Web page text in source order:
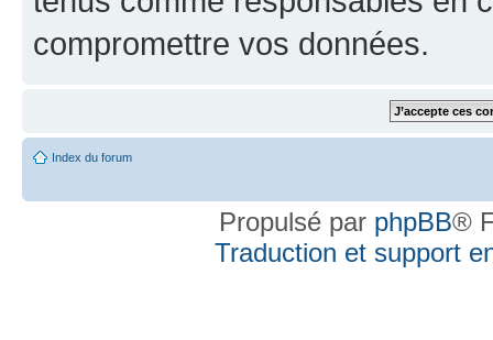
compromettre vos données.
Index du forum
Propulsé par phpBB®
Traduction et support